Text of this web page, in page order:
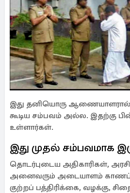
இது தனியொரு ஆணையாளரால்
கூடிய சம்பவம் அல்ல. இதற்கு
உள்ளார்கள்.
இது முதல் சம்பவமாக
தொடர்புடைய அதிகாரிகள்,
அனைவரும் அடையாளம்
குற்றப் பத்திரிக்கை, வழக்கு,